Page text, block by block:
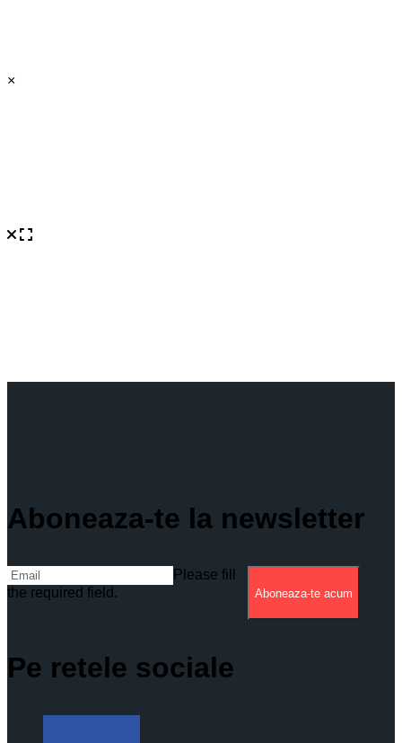
×
Aboneaza-te la newsletter
Please fill
the required field.
Aboneaza-te acum
Pe retele sociale